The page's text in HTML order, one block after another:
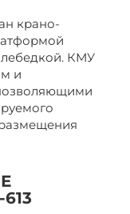
крано-
лебедкой. КМУ
и